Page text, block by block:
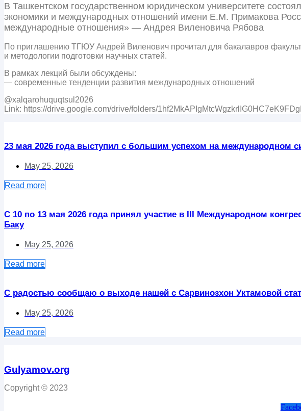
В Ташкентском государственном юридическом университете
экономики и международных отношений имени Е.М. Примакова
международные отношения» — Андрея Виленовича Рябова
По приглашению ТГЮУ Андрей Виленович прочитал для бакалавров
и методологии подготовки научных статей.
В рамках лекций были обсуждены:
— современные тенденции развития международных отношений
@xalqarohuquqtsul2026
Link: https://drive.google.com/drive/folders/
23 мая 2026 года выступил с большим успехом на международном
May 25, 2026
Read more
С 10 по 13 мая 2026 года принял участие в III Международном
Баку
May 25, 2026
Read more
С радостью сообщаю о выходе нашей с Сарвинозхон Уктамовой
May 25, 2026
Read more
Gulyamov.org
Copyright © 2023